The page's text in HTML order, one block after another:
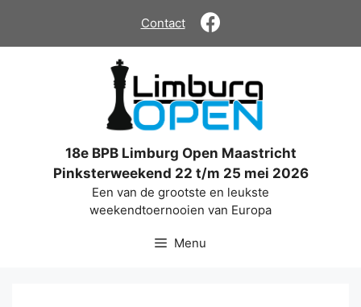
de
Contact
18e BPB Limburg Open Maastricht
Pinksterweekend 22 t/m 25 mei 2026
Een van de grootste en leukste
weekendtoernooien van Europa
Menu